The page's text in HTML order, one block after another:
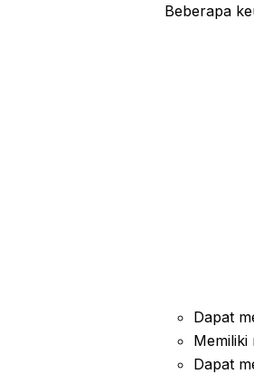
Beberapa
Dapat
Memiliki
Dapat